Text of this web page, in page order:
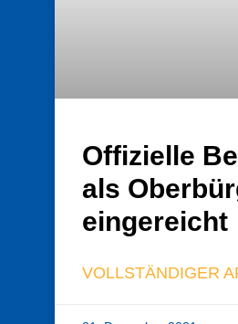
Offizielle
als
eingereicht
VOLLSTÄNDIGER